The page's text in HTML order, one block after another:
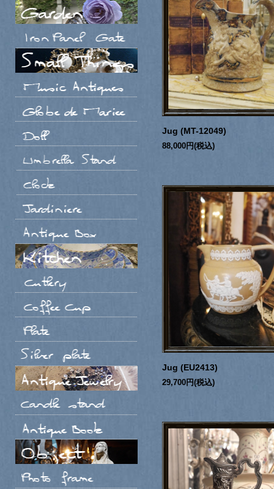
Jug (MT-12049)
88,000円(税込)
Jug (EU2413)
29,700円(税込)